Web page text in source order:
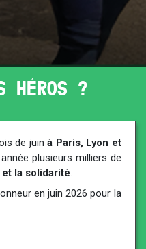
HÉROS ?
de juin à Paris, Lyon et
plusieurs milliers de
la solidarité.
en juin 2026 pour la